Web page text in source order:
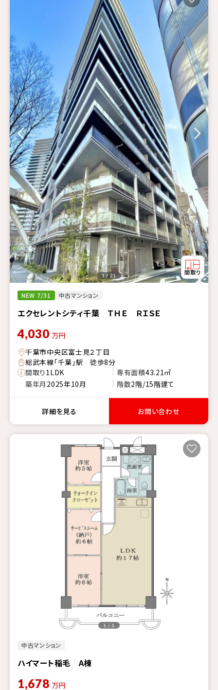
NEW 7/31 中古マンション
エクセレントシティ千葉 ＴＨＥ ＲＩＳＥ
1 / 21
4,030 万円
千葉市中央区富士見２丁目
総武本線「千葉」駅 徒歩8分
間取り1LDK 専有面積43.21㎡
築年月 2025年10月 階数2階/15階建て
詳細を見る お問い合わせ
中古マンション
ハイマート稲毛 A棟
1 / 1
1,678 万円